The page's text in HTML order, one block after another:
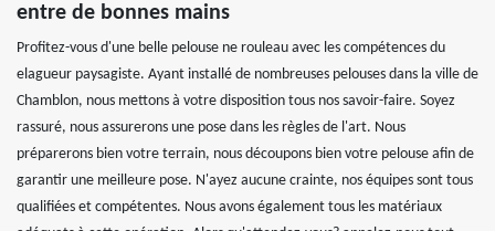
entre de bonnes mains
Profitez-vous d'une belle pelouse ne rouleau avec les compétences du
elagueur paysagiste. Ayant installé de nombreuses pelouses dans la ville de
Chamblon, nous mettons à votre disposition tous nos savoir-faire. Soyez
rassuré, nous assurerons une pose dans les règles de l'art. Nous
préparerons bien votre terrain, nous découpons bien votre pelouse afin de
garantir une meilleure pose. N'ayez aucune crainte, nos équipes sont tous
qualifiées et compétentes. Nous avons également tous les matériaux